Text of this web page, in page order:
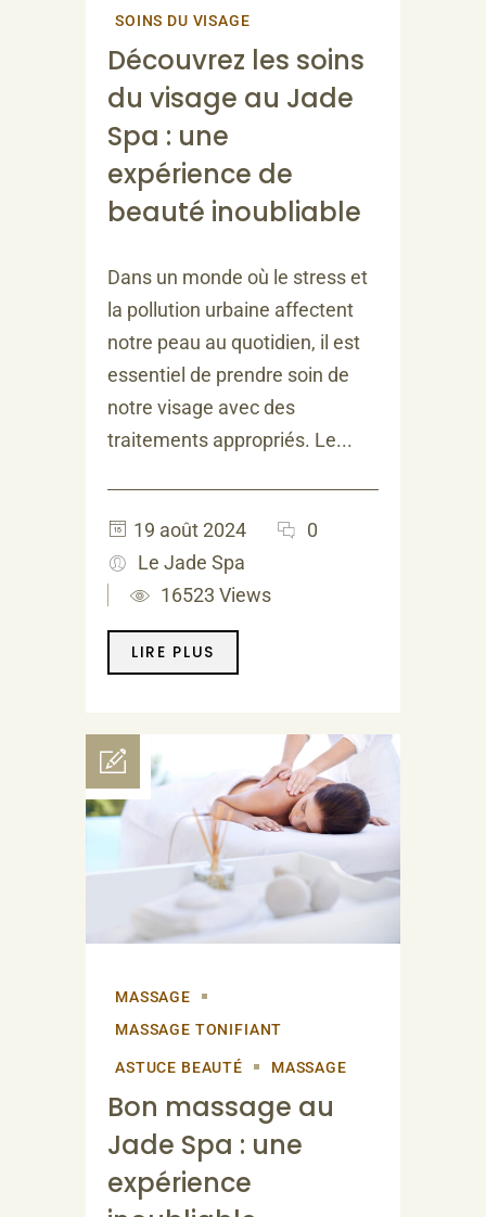
SOINS DU VISAGE
Découvrez les soins
du visage au Jade
Spa : une
expérience de
beauté inoubliable
Dans un monde où le stress et
la pollution urbaine affectent
notre peau au quotidien, il est
essentiel de prendre soin de
notre visage avec des
traitements appropriés. Le...
19 août 2024
0
Le Jade Spa
16523 Views
LIRE PLUS
MASSAGE
MASSAGE TONIFIANT
ASTUCE BEAUTÉ MASSAGE
Bon massage au
Jade Spa : une
expérience